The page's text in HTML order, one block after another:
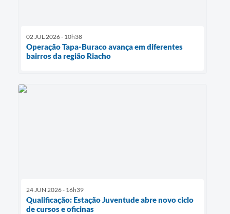
02 JUL 2026 - 10h38
Operação Tapa-Buraco avança em diferentes
bairros da região Riacho
24 JUN 2026 - 16h39
Qualificação: Estação Juventude abre novo ciclo
de cursos e oficinas